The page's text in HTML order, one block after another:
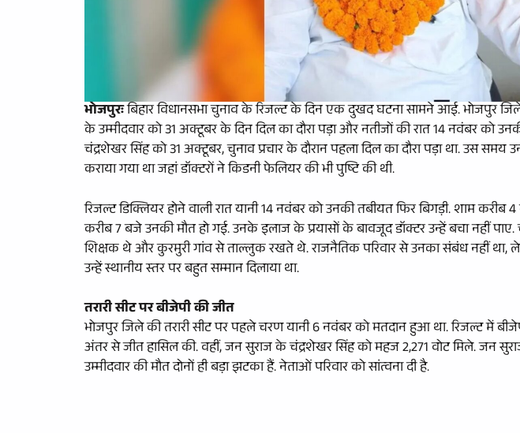
भोजपुरःबिहार विधानसभा चुनाव के रिजल्ट के दिन एक दुखद घटना सामने आई. भोजपुर
के उम्मीदवार को 31 अक्टूबर के दिन दिल का दौरा पड़ा और नतीजों की रात 14 नवंबर को
चंद्रशेखर सिंह को 31 अक्टूबर, चुनाव प्रचार के दौरान पहला दिल का दौरा पड़ा था. उस
कराया गया था जहां डॉक्टरों ने किडनी फेलियर की भी पुष्टि की थी.
रिजल्ट डिक्लियर होने वाली रात यानी 14 नवंबर को उनकी तबीयत फिर बिगड़ी. शाम
करीब 7 बजे उनकी मौत हो गई. उनके इलाज के प्रयासों के बावजूद डॉक्टर उन्हें बचा नहीं पाए.
शिक्षक थे और कुरमुरी गांव से ताल्लुक रखते थे. राजनैतिक परिवार से उनका संबंध नहीं था,
उन्हें स्थानीय स्तर पर बहुत सम्मान दिलाया था.
तरारी सीट पर बीजेपी की जीत
भोजपुर जिले की तरारी सीट पर पहले चरण यानी 6 नवंबर को मतदान हुआ था. रिजल्ट में
अंतर से जीत हासिल की. वहीं, जन सुराज के चंद्रशेखर सिंह को महज 2,271 वोट मिले. जन
उम्मीदवार की मौत दोनों ही बड़ा झटका हैं. नेताओं परिवार को सांत्वना दी है.